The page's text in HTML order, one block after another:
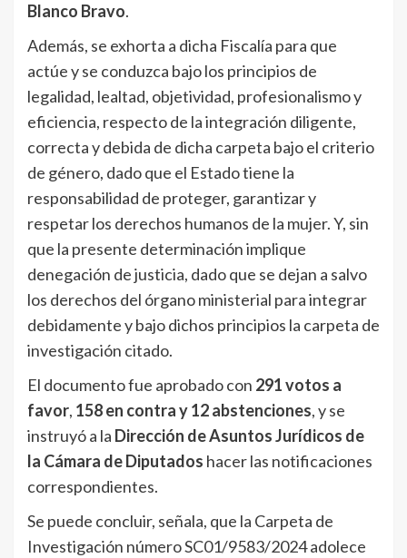
Blanco Bravo.
Además, se exhorta a dicha Fiscalía para que
actúe y se conduzca bajo los principios de
legalidad, lealtad, objetividad, profesionalismo y
eficiencia, respecto de la integración diligente,
correcta y debida de dicha carpeta bajo el criterio
de género, dado que el Estado tiene la
responsabilidad de proteger, garantizar y
respetar los derechos humanos de la mujer. Y, sin
que la presente determinación implique
denegación de justicia, dado que se dejan a salvo
los derechos del órgano ministerial para integrar
debidamente y bajo dichos principios la carpeta de
investigación citado.
El documento fue aprobado con 291 votos a
favor, 158 en contra y 12 abstenciones, y se
instruyó a la Dirección de Asuntos Jurídicos de
la Cámara de Diputados hacer las notificaciones
correspondientes.
Se puede concluir, señala, que la Carpeta de
Investigación número SC01/9583/2024 adolece